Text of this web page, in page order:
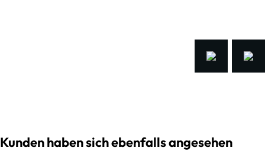
Kunden haben sich ebenfalls angesehen